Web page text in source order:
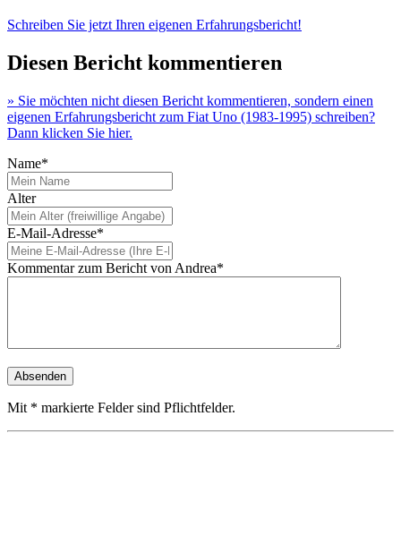
Schreiben Sie jetzt Ihren eigenen Erfahrungsbericht!
Diesen Bericht kommentieren
» Sie möchten nicht diesen Bericht kommentieren, sondern einen
eigenen Erfahrungsbericht zum Fiat Uno (1983-1995) schreiben?
Dann klicken Sie hier.
Name*
Alter
E-Mail-Adresse*
Kommentar zum Bericht von Andrea*
Mit * markierte Felder sind Pflichtfelder.